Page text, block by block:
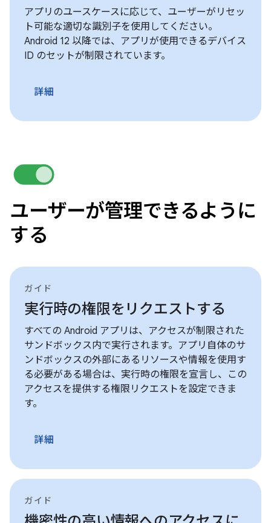
アプリのユースケースに応じて、ユーザーがリセッ
ト可能な適切な識別子を使用してください。
Android 12 以降では、アプリが使用できるデバイス
ID のセットが制限されています。
詳細
ユーザーが管理できるように
する
ガイド
実行時の権限をリクエストする
すべての Android アプリは、アクセスが制限された
サンドボックス内で実行されます。アプリ自体のサ
ンドボックスの外部にあるリソースや情報を使用す
る必要がある場合は、実行時の権限を宣言し、この
アクセスを提供する権限リクエストを設定できま
す。
詳細
ガイド